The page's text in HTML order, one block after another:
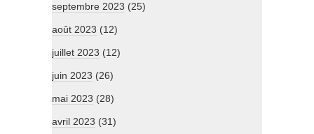
septembre 2023 (25)
août 2023 (12)
juillet 2023 (12)
juin 2023 (26)
mai 2023 (28)
avril 2023 (31)